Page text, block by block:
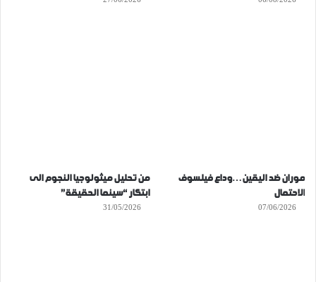
موران ضد اليقين…وداع فيلسوف
الاحتمال
07/06/2026
من تحليل ميثولوجيا النجوم الى
ابتكار “سينما الحقيقة”
31/05/2026